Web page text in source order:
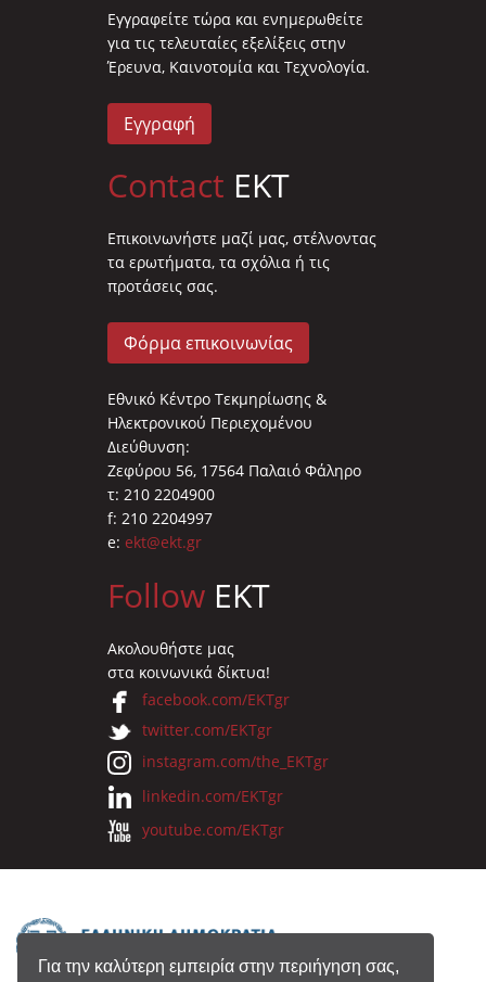
Για την καλύτερη εμπειρία στην περιήγηση σας,
Eγγραφείτε τώρα και ενημερωθείτε
για τις τελευταίες εξελίξεις στην
Έρευνα, Καινοτομία και Τεχνολογία.
Εγγραφή
Contact EKT
Επικοινωνήστε μαζί μας, στέλνοντας
τα ερωτήματα, τα σχόλια ή τις
προτάσεις σας.
Φόρμα επικοινωνίας
Εθνικό Κέντρο Τεκμηρίωσης &
Ηλεκτρονικού Περιεχομένου
Διεύθυνση:
Ζεφύρου 56, 17564 Παλαιό Φάληρο
τ: 210 2204900
f: 210 2204997
e: ekt@ekt.gr
Follow EKT
Ακολουθήστε μας
στα κοινωνικά δίκτυα!
facebook.com/EKTgr
twitter.com/EKTgr
instagram.com/the_EKTgr
linkedin.com/EKTgr
youtube.com/EKTgr